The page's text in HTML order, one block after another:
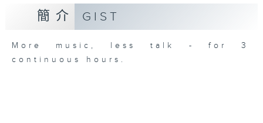
簡介 GIST
More music, less talk - for 3
continuous hours.